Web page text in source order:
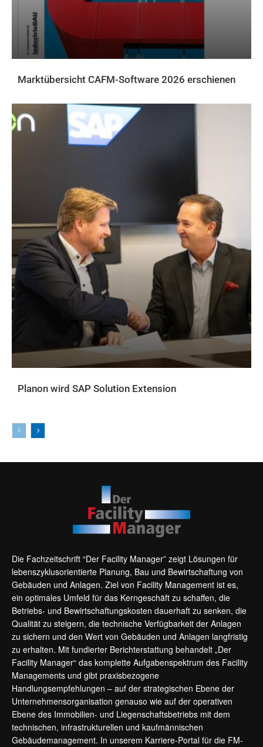
Marktübersicht CAFM-Software 2026 erschienen
Planon wird SAP Solution Extension
Die Fachzeitschrift “Der Facility Manager” zeigt Lösungen für
lebenszyklusorientierte Planung, Bau und Bewirtschaftung von
Gebäuden und Anlagen. Ziel von Facility Management ist es,
ein optimales Umfeld für das Kerngeschäft zu schaffen, die
Betriebs- und Bewirtschaftungskosten dauerhaft zu senken, die
Qualität zu steigern, die technische Verfügbarkeit der Anlagen
zu sichern und den Wert von Gebäuden und Anlagen langfristig
zu erhalten. Mit fundierter Berichterstattung behandelt „Der
Facility Manager“ das komplette Aufgabenspektrum des Facility
Managements und gibt praxisbezogene
Handlungsempfehlungen – auf der strategischen Ebene der
Unternehmensorganisation genauso wie auf der operativen
Ebene des Immobilien- und Liegenschaftsbetriebs mit dem
technischen, infrastrukturellen und kaufmännischen
Gebäudemanagement. In unserem Karriere-Portal für die FM-